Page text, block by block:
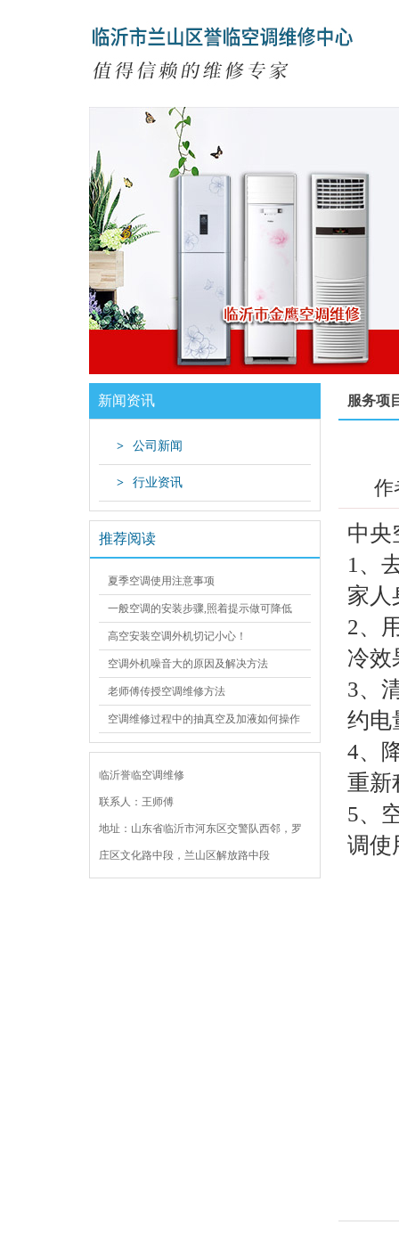
新闻资讯
> 公司新闻
> 行业资讯
推荐阅读
夏季空调使用注意事项
一般空调的安装步骤,照着提示做可降低
施工返工率
高空安装空调外机切记小心！
空调外机噪音大的原因及解决方法
老师傅传授空调维修方法
空调维修过程中的抽真空及加液如何操作
临沂誉临空调维修
联系人：王师傅
地址：山东省临沂市河东区交警队西邻，罗
庄区文化路中段，兰山区解放路中段
服务项
作
中央
1、
家人
2、
冷效
3、
约电
4、
重新
5、
调使